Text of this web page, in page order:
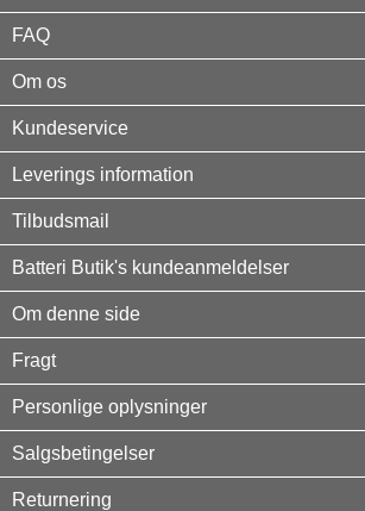
FAQ
Om os
Kundeservice
Leverings information
Tilbudsmail
Batteri Butik's kundeanmeldelser
Om denne side
Fragt
Personlige oplysninger
Salgsbetingelser
Returnering